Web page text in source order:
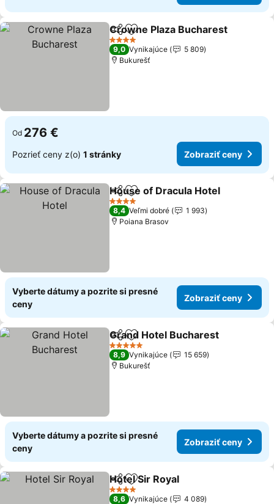
ZdieľaťPridať do obľúbených
Crowne Plaza Bucharest
4 Počet hviezdičiek
9,0 Vynikajúce
5 809
Bukurešť
Od 276 €
Pozrieť ceny z(o) 1 stránky Zobraziť ceny
ZdieľaťPridať do obľúbených
House of Dracula Hotel
4 Počet hviezdičiek
8,4 Veľmi dobré
1 993
Poiana Brasov
Vyberte dátumy a pozrite si presné
ceny
Zobraziť ceny
ZdieľaťPridať do obľúbených
Grand Hotel Bucharest
5 Počet hviezdičiek
8,9 Vynikajúce
15 659
Bukurešť
Vyberte dátumy a pozrite si presné
ceny
Zobraziť ceny
ZdieľaťPridať do obľúbených
Hotel Sir Royal
4 Počet hviezdičiek
8,6 Vynikajúce
4 089